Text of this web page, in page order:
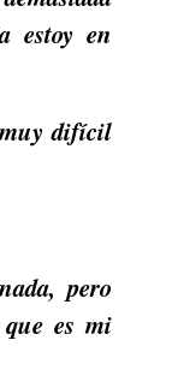
estoy en
difícil
pero
es mi